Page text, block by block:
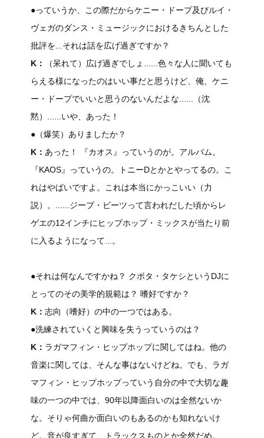
●っていうか、この際だからケニー・ドープ及びルイ・
ヴェガのダンス・ミュージックにおけるきちんとした
批評を...それは話を広げ過ぎですか？
K：
（呆れて）広げ過ぎでしょ......色々な人に聞いても
らえる様になったのはいい事だと思うけど、俺、ケニ
ー・ドープでいいと思うのないんだよな......（沈
黙）......いや、あった！
●（爆笑）ありましたか？
K： あった！ 『カオス』っていうのが。アルバム。
『KAOS』っていうの。トニーDとかとやってるの。こ
れはやばいですよ。これは本当にかっこいい（力
説）。......ジープ・ビーツって言われだした頃からレ
ゲエの12インチにヒップホップ・ミックスが当たり前
に入るようになって...。
●それは何なんですかね？ クボタ・タケシというDJに
とってのその美学的規範は？ 嗜好ですか？
K： 志向（嗜好）の中の一つではある。
●洗練されていくと興味を失うっていうのは？
K： ラガマフィン・ヒップホップに関してはね。他の
音楽に関しては、そんな事はないけどね。でも、ラガ
マフィン・ヒップホップっていう自分の中で大切な趣
味の一つの中では、90年以降面白いのは全然ないか
な。そりゃ何曲か面白いのもあるのかも知れないけ
ど。音が良すぎて、トラックスものとか全然だめ。